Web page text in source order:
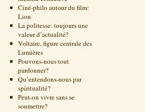
Ciné-philo autour du film:
Lion
La politesse: toujours une
valeur d’actualité?
Voltaire, figure centrale des
Lumières
Pouvons-nous tout
pardonner?
Qu’entendons-nous par
spiritualité?
Peut-on vivre sans se
soumettre?